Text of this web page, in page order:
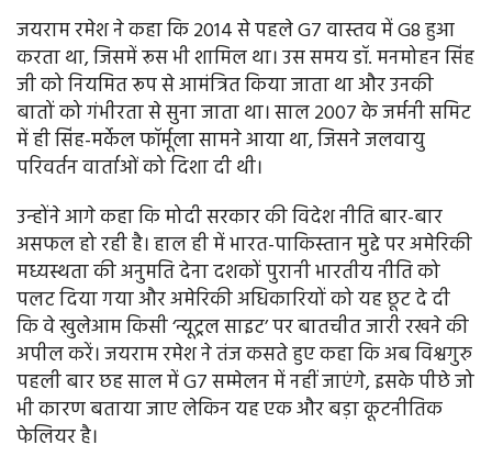
जयराम रमेश ने कहा कि 2014 से पहले G7 वास्तव में G8 हुआ
करता था, जिसमें रूस भी शामिल था। उस समय डॉ. मनमोहन सिंह
जी को नियमित रूप से आमंत्रित किया जाता था और उनकी
बातों को गंभीरता से सुना जाता था। साल 2007 के जर्मनी समिट
में ही सिंह-मर्केल फॉर्मूला सामने आया था, जिसने जलवायु
परिवर्तन वार्ताओं को दिशा दी थी।
उन्होंने आगे कहा कि मोदी सरकार की विदेश नीति बार-बार
असफल हो रही है। हाल ही में भारत-पाकिस्तान मुद्दे पर अमेरिकी
मध्यस्थता की अनुमति देना दशकों पुरानी भारतीय नीति को
पलट दिया गया और अमेरिकी अधिकारियों को यह छूट दे दी
कि वे खुलेआम किसी ‘न्यूट्रल साइट’ पर बातचीत जारी रखने की
अपील करें। जयराम रमेश ने तंज कसते हुए कहा कि अब विश्वगुरु
पहली बार छह साल में G7 सम्मेलन में नहीं जाएंगे, इसके पीछे जो
भी कारण बताया जाए लेकिन यह एक और बड़ा कूटनीतिक
फेलियर है।